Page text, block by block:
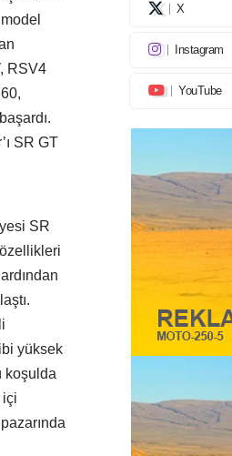
RSV4
SR GT
SR
yüksek
koşulda
içi
X
Instagram
YouTube